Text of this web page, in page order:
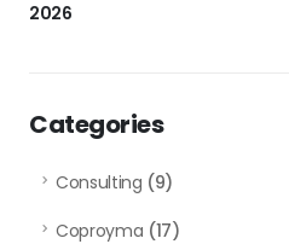
2026
Categories
Consulting (9)
Coproyma (17)